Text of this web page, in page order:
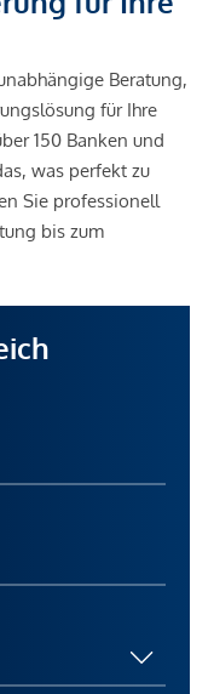
OpenStreetMap
Credit Broker
externen
lediglich
und daher ohne
Doppelmakler tätig.
Beratung,
für Ihre
150 Banken und
was perfekt zu
Sie professionell
bis zum